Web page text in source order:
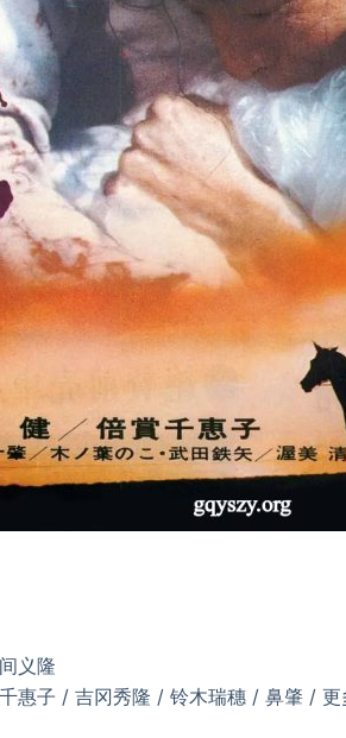
义隆
惠子 / 吉冈秀隆 / 铃木瑞穗 / 鼻肇 /